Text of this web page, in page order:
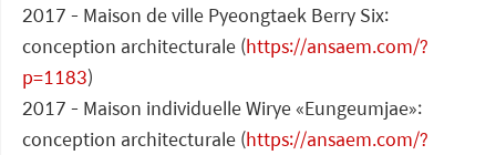
2017 - Maison de ville Pyeongtaek Berry Six:
conception architecturale (https://ansaem.com/?
p=1183)
2017 - Maison individuelle Wirye «Eungeumjae»:
conception architecturale (https://ansaem.com/?